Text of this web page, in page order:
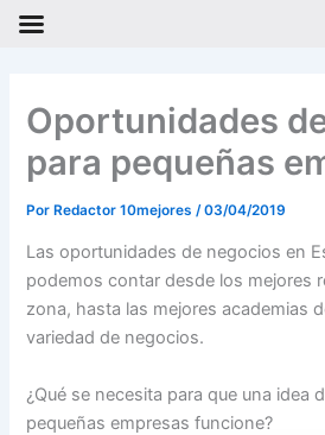
contenido
Oportunidades
para pequeñas
PorRedactor 10mejores /03/04/2019
Las oportunidades de negocios en
podemos contar desde los mejores
zona, hasta las mejores academias
variedad de negocios.
¿Qué se necesita para que una idea
pequeñas empresas funcione?